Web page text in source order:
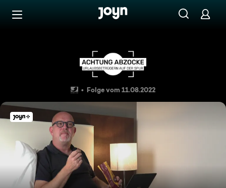
Zum Inhalt springen
Abgezockt mit Schokolade!
Folge vom 11.08.2022